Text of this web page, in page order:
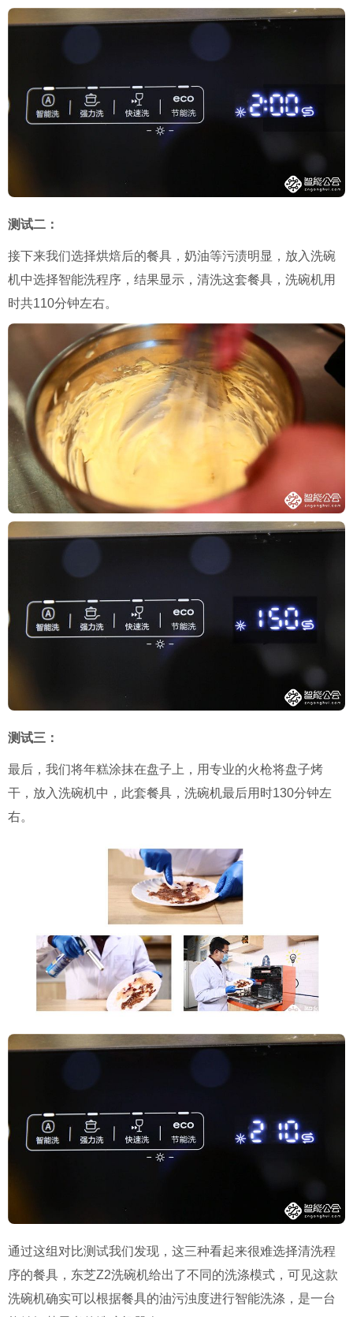
测试二：
接下来我们选择烘焙后的餐具，奶油等污渍明显，放入洗碗
机中选择智能洗程序，结果显示，清洗这套餐具，洗碗机用
时共110分钟左右。
测试三：
最后，我们将年糕涂抹在盘子上，用专业的火枪将盘子烤
干，放入洗碗机中，此套餐具，洗碗机最后用时130分钟左
右。
通过这组对比测试我们发现，这三种看起来很难选择清洗程
序的餐具，东芝Z2洗碗机给出了不同的洗涤模式，可见这款
洗碗机确实可以根据餐具的油污浊度进行智能洗涤，是一台